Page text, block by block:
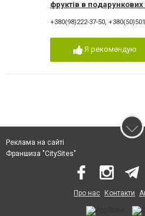
фруктів в
+380(98)222-37-50,
Я рекомендую
Реклама на сайті
Франшиза "CitySites"
Про нас Контакти